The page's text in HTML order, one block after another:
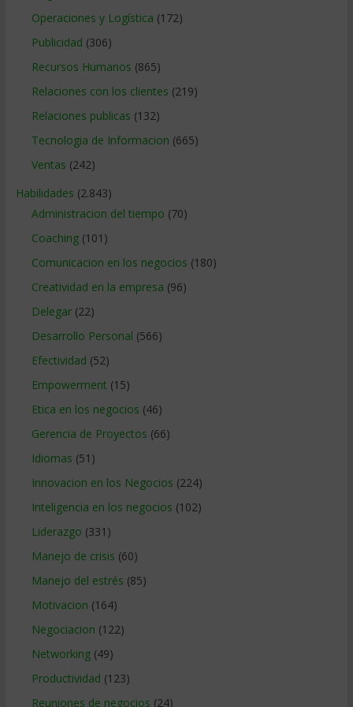
Operaciones y Logística (172)
Publicidad (306)
Recursos Humanos (865)
Relaciones con los clientes (219)
Relaciones publicas (132)
Tecnologia de Informacion (665)
Ventas (242)
Habilidades (2.843)
Administracion del tiempo (70)
Coaching(101)
Comunicacion en los negocios (180)
Creatividad en la empresa (96)
Delegar(22)
Desarrollo Personal (566)
Efectividad (52)
Empowerment (15)
Etica en los negocios (46)
Gerencia de Proyectos (66)
Idiomas (51)
Innovacion en los Negocios (224)
Inteligencia en los negocios (102)
Liderazgo (331)
Manejo de crisis (60)
Manejo del estrés (85)
Motivacion (164)
Negociacion (122)
Networking(49)
Productividad (123)
Reuniones de negocios (24)